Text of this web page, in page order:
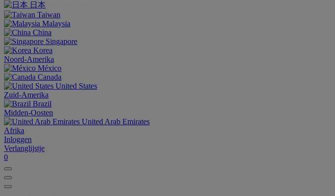
日本
Taiwan
Malaysia
China
Singapore
Korea
Noord-Amerika
México
Canada
United States
Zuid-Amerika
Brazil
Midden-Oosten
United Arab Emirates
Afrika
Inloggen
Verlanglijstje
0